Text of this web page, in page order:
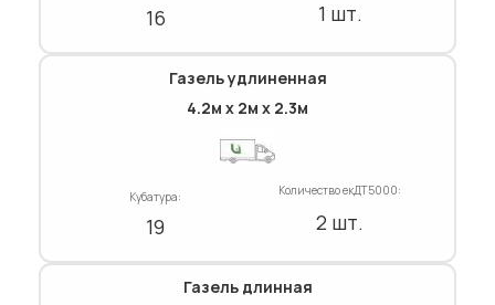
16 1 шт.
Газель удлиненная
4.2м х 2м х 2.3м
Кубатура:
19
Количество екДТ5000:
2 шт.
Газель длинная